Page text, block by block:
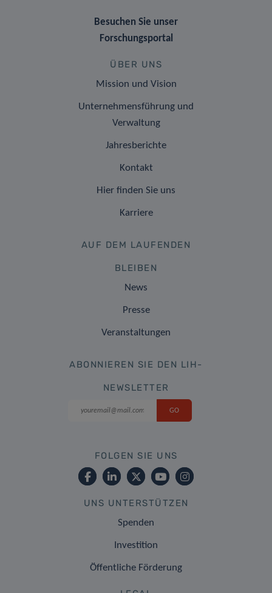
Besuchen Sie unser
Forschungsportal
ÜBER UNS
Mission und Vision
Unternehmensführung und
Verwaltung
Jahresberichte
Kontakt
Hier finden Sie uns
Karriere
AUF DEM LAUFENDEN
BLEIBEN
News
Presse
Veranstaltungen
ABONNIEREN SIE DEN LIH-
NEWSLETTER
FOLGEN SIE UNS
UNS UNTERSTÜTZEN
Spenden
Investition
Öffentliche Förderung